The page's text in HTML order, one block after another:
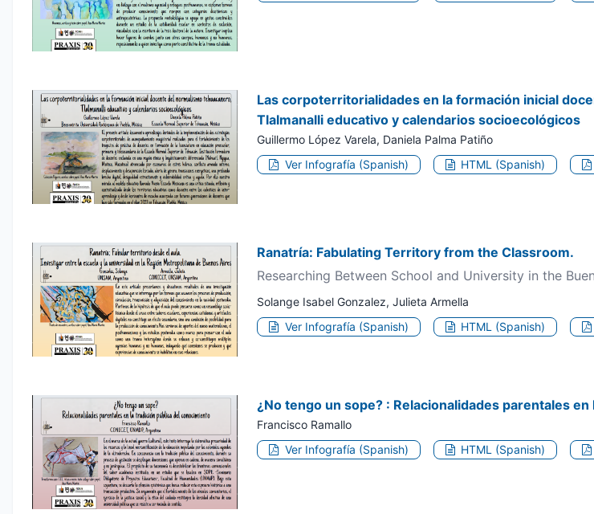
Las corpoterritorialidades en la formación inicial
Tlalmanalli educativo y calendarios socioecológicos
Guillermo López Varela, Daniela Palma Patiño
Ver Infografía (Spanish)
HTML (Spanish)
Ranatría: Fabulating Territory from the Classroom.
Researching Between School and University in the
Solange Isabel Gonzalez, Julieta Armella
Ver Infografía (Spanish)
HTML (Spanish)
¿No tengo un sope? : Relacionalidades parentales
Francisco Ramallo
Ver Infografía (Spanish)
HTML (Spanish)